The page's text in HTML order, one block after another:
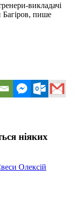
викладачі
Багіров, пише
ніяких
Олексій